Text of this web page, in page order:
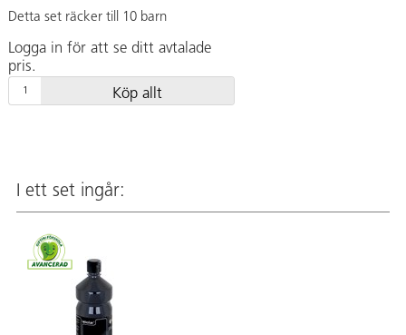
Detta set räcker till 10 barn
Logga in för att se ditt avtalade
pris.
Köp allt
I ett set ingår: